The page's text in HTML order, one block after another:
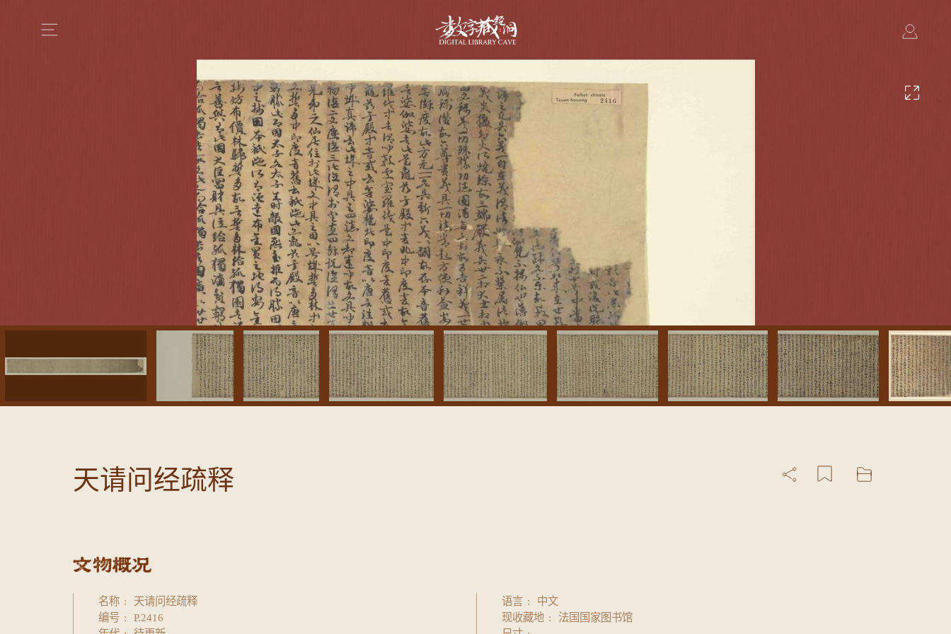
天请问经疏释
名称
天请问经疏释
编号
P.2416
语言
中文
现收藏地
法国国家图书馆